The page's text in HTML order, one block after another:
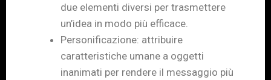
due elementi diversi per trasmettere
un’idea in modo più efficace.
Personificazione: attribuire
caratteristiche umane a oggetti
inanimati per rendere il messaggio più